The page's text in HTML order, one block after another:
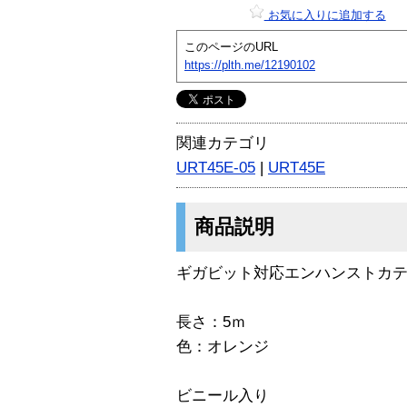
お気に入りに追加する
このページのURL
https://plth.me/12190102
関連カテゴリ
URT45E-05 | URT45E
商品説明
ギガビット対応エンハンストカ
長さ：5ｍ
色：オレンジ
ビニール入り